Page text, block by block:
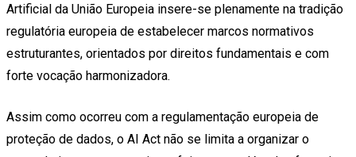
Artificial da União Europeia insere-se plenamente na tradição
regulatória europeia de estabelecer marcos normativos
estruturantes, orientados por direitos fundamentais e com
forte vocação harmonizadora.
Assim como ocorreu com a regulamentação europeia de
proteção de dados, o AI Act não se limita a organizar o